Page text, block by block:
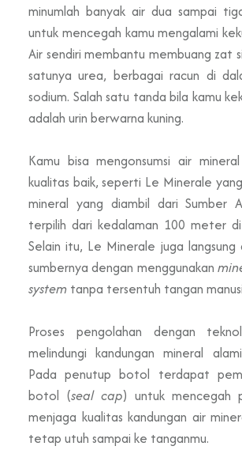
minumlah banyak air dua sampai
untuk mencegah kamu mengalami
Air sendiri membantu membuang zat
satunya urea, berbagai racun di
sodium. Salah satu tanda bila kamu
adalah urin berwarna kuning.
Kamu bisa mengonsumsi air
kualitas baik, seperti Le Minerale
mineral yang diambil dari Sumber
terpilih dari kedalaman 100 meter
Selain itu, Le Minerale juga
sumbernya dengan menggunakan
system tanpa tersentuh tangan
Proses pengolahan dengan
melindungi kandungan mineral
Pada penutup botol terdapat
botol (seal cap) untuk mencegah
menjaga kualitas kandungan air
tetap utuh sampai ke tanganmu.